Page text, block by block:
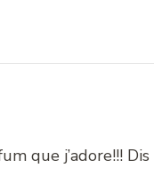
que j’adore!!!